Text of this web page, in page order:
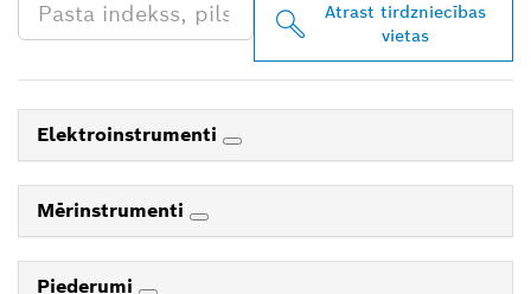
Atrast tirdzniecības
vietas
Elektroinstrumenti
Mērinstrumenti
Piederumi